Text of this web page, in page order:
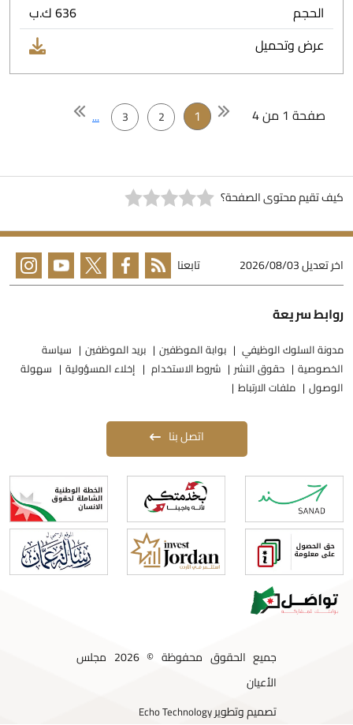
الحجم
636 ك.ب
عرض وتحميل
صفحة 1 من 4 1
2
3
كيف تقيم محتوى الصفحة؟
اخر تعديل2026/08/03 تابعنا
روابط سريعة
مدونة السلوك الوظيفي بوابة الموظفين بريد الموظفين
سياسة
الخصوصية
حقوق النشر شروط الاستخدام إخلاء المسؤولية
سهولة
الوصول
ملفات الارتباط
اتصل بنا
جميع الحقوق محفوظة © 2026 مجلس
الأعيان
تصميم وتطويرEcho Technology